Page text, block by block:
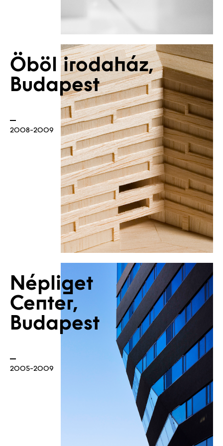
Műterem
Kapcsolat
Öböl irodaház,
Budapest
2008-2009
Népliget
Center,
Budapest
2005-2009